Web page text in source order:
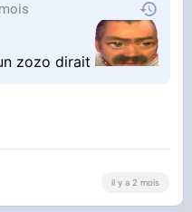
zozo dirait
il y a 2 mois